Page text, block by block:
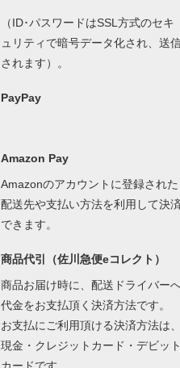
（ID･パスワードはSSL方式のセキ
ュリティで暗号データ化され、送
されます）。
PayPay
Amazon Pay
Amazonのアカウントに登録された
配送先や支払い方法を利用して決済
できます。
商品代引（佐川急便eコレクト）
商品お届け時に、配送ドライバー
代金をお支払頂く決済方法です。
お支払にご利用頂ける決済方法は、
現金・クレジットカード・デビット